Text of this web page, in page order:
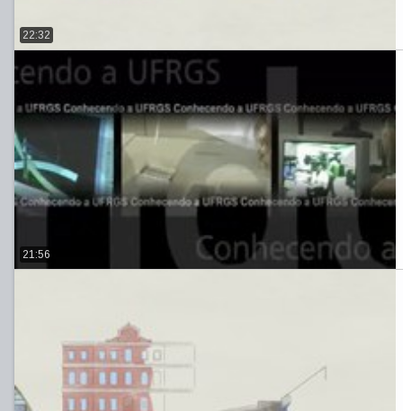
22:32
21:56